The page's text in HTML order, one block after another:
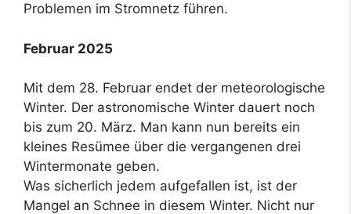
Problemen im Stromnetz führen.
Februar 2025
Mit dem 28. Februar endet der meteorologische
Winter. Der astronomische Winter dauert noch
bis zum 20. März. Man kann nun bereits ein
kleines Resümee über die vergangenen drei
Wintermonate geben.
Was sicherlich jedem aufgefallen ist, ist der
Mangel an Schnee in diesem Winter. Nicht nur